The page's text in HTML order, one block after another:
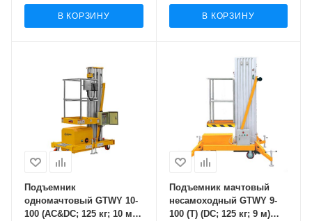
В КОРЗИНУ В КОРЗИНУ
Подъемник
одномачтовый GTWY 10-
100 (AC&DC; 125 кг; 10 м)
Подъемник мачтовый
несамоходный GTWY 9-
100 (T) (DC; 125 кг; 9 м)